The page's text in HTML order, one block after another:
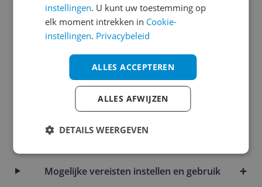
Algemene kenmerken
Capaciteit
Energie
Energieverbruik
Functies
Fysieke kenmerken
Mogelijke vereisten instellen en gebruik
instellingen. U kunt uw toestemming op
elk moment intrekken in Cookie-
instellingen. Privacybeleid
ALLES ACCEPTEREN
ALLES AFWIJZEN
DETAILS WEERGEVEN